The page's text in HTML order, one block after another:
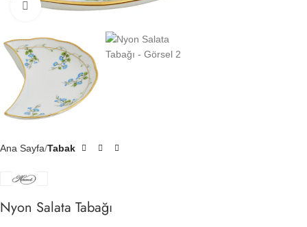
Click to enlarge
Ana Sayfa Tabak
Nyon Salata Tabağı